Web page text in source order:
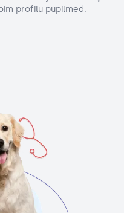
profilu pupilmed.